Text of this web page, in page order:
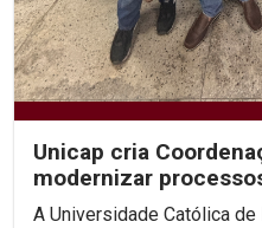
Unicap cria
modernizar
ampliar o uso de IA...
A Universidade Católica